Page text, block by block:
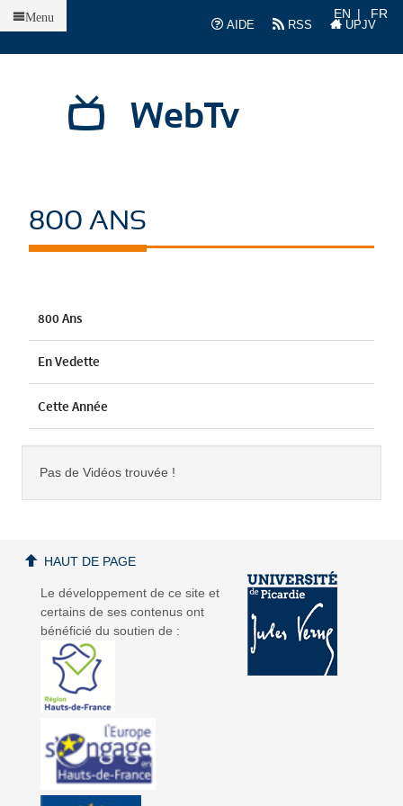
AIDE
RSS UPJV
EN FR
WebTv
Menu
800 ANS
800 Ans
En Vedette
Cette Année
Pas de Vidéos trouvée !
Le développement de ce site et
certains de ses contenus ont
bénéficié du soutien de :
HAUT DE PAGE